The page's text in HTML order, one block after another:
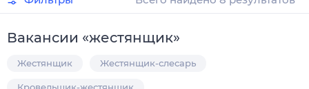
Вакансии «жестянщик»
Жестянщик Жестянщик-слесарь